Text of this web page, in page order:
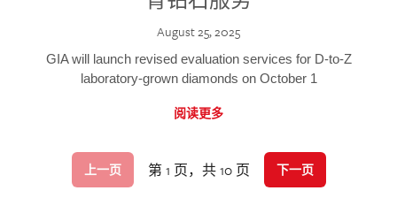
August 25, 2025
GIA will launch revised evaluation services for D-to-Z
laboratory-grown diamonds on October 1
阅读更多
上一页 第 1 页，共 10 页 下一页